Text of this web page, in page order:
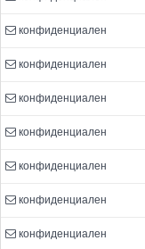
конфиденциален
конфиденциален
конфиденциален
конфиденциален
конфиденциален
конфиденциален
конфиденциален